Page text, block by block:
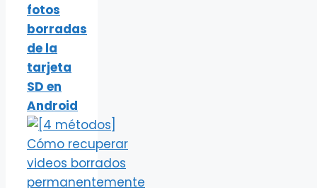
fotos
borradas
de la
tarjeta
SD en
Android